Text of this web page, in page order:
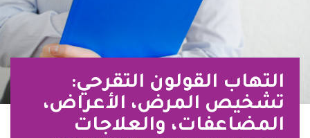
التهاب القولون التقرحي:
تشخيص المرض، الأعراض،
المضاعفات، والعلاجات